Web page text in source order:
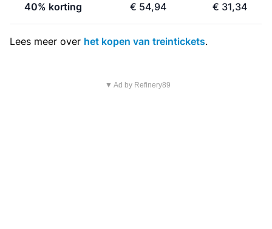
40% korting € 54,94 € 31,34
Lees meer over het kopen van treintickets.
▼ Ad by Refinery89